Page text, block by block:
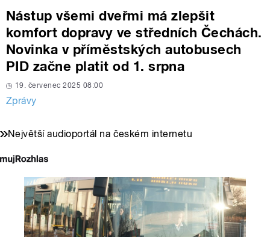
Nástup všemi dveřmi má zlepšit
komfort dopravy ve středních Čechách.
Novinka v příměstských autobusech
PID začne platit od 1. srpna
19. červenec 2025 08:00
Zprávy
Největší audioportál na českém internetu